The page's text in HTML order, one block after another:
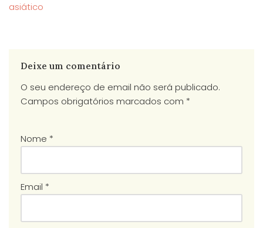
asiático
Deixe um comentário
O seu endereço de email não será publicado.
Campos obrigatórios marcados com *
Nome *
Email *